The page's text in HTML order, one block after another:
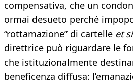
compensativa, che un
ormai desueto perché
“rottamazione” di cartelle et
direttrice può riguardare le
che istituzionalmente
beneficenza diffusa: